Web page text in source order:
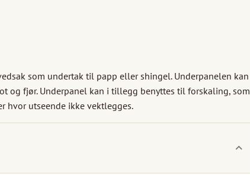
som undertak til papp eller shingel. Underpanelen kan
og fjør. Underpanel kan i tillegg benyttes til forskaling, som
hvor utseende ikke vektlegges.